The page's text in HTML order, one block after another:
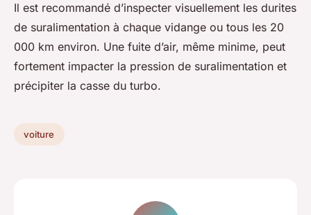
Il est recommandé d’inspecter visuellement les durites
de suralimentation à chaque vidange ou tous les 20
000 km environ. Une fuite d’air, même minime, peut
fortement impacter la pression de suralimentation et
précipiter la casse du turbo.
voiture